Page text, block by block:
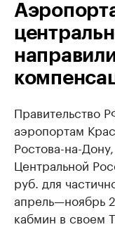
Правительство
аэропортам
Ростова-на-
Центральной
руб. для
апрель—ноябрь
кабмин в своем